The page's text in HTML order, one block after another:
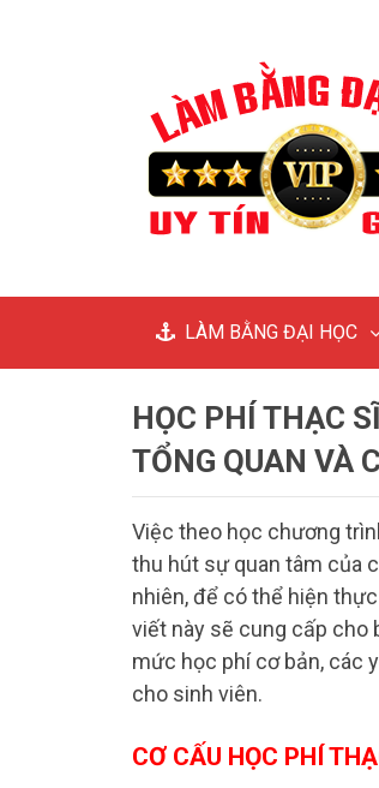
LÀM BẰNG ĐẠI HỌC
HỌC PHÍ THẠC
TỔNG QUAN VÀ
Việc theo học chương
thu hút sự quan tâm của
nhiên, để có thể hiện
viết này sẽ cung cấp cho
mức học phí cơ bản, các
cho sinh viên.
CƠ CẤU HỌC PHÍ